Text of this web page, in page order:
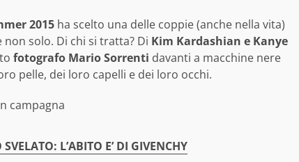
2015 ha scelto una delle coppie (anche nella vita)
solo. Di chi si tratta? Di Kim Kardashian e Kanye
fotografo Mario Sorrenti davanti a macchine nere
pelle, dei loro capelli e dei loro occhi.
L’ABITO E’ DI GIVENCHY